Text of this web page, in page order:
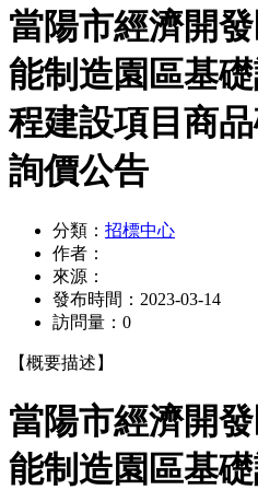
當陽市經濟開
能制造園區基
程建設項目商
詢價公告
分類： 招標中心
作者：
來源：
發布時間： 2023-03-14
訪問量： 0
【概要描述】
當陽市經濟開
能制造園區基